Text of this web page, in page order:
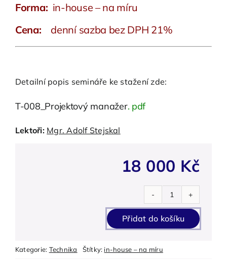
Forma: in-house – na míru
Cena: denní sazba bez DPH 21%
Detailní popis semináře ke stažení zde:
T-008_Projektový manažer. pdf
Lektoři: Mgr. Adolf Stejskal
18 000 Kč
Projektový
manažer
-
Přidat do košíku
Kategorie: Technika Štítky: in-house – na míru